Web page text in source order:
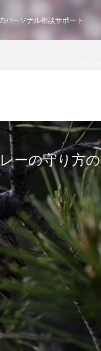
パーソナル相談サポート
ーの守り方の